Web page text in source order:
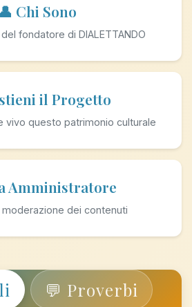
👤 Chi Sono
fondatore di DIALETTANDO
il Progetto
vivo questo patrimonio culturale
Amministratore
dei contenuti
💬 Proverbi